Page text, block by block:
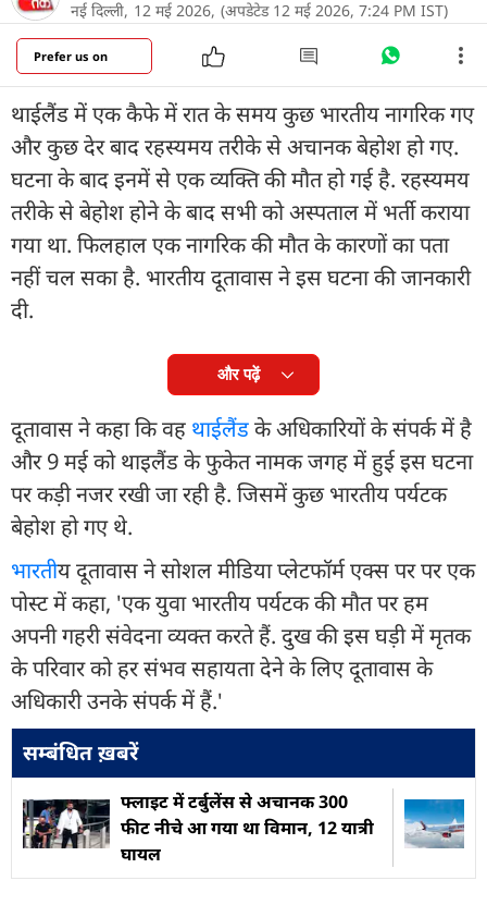
नई दिल्ली, 12 मई 2026, (अपडेटेड 12 मई 2026, 7:24 PM IST)
Prefer us on
थाईलैंड में एक कैफे में रात के समय कुछ भारतीय नागरिक गए
और कुछ देर बाद रहस्यमय तरीके से अचानक बेहोश हो गए.
घटना के बाद इनमें से एक व्यक्ति की मौत हो गई है. रहस्यमय
तरीके से बेहोश होने के बाद सभी को अस्पताल में भर्ती कराया
गया था. फिलहाल एक नागरिक की मौत के कारणों का पता
नहीं चल सका है. भारतीय दूतावास ने इस घटना की जानकारी
दी.
और पढ़ें
दूतावास ने कहा कि वह थाईलैंडके अधिकारियों के संपर्क में है
और 9 मई को थाइलैंड के फुकेत नामक जगह में हुई इस घटना
पर कड़ी नजर रखी जा रही है. जिसमें कुछ भारतीय पर्यटक
बेहोश हो गए थे.
भारतीय दूतावास ने सोशल मीडिया प्लेटफॉर्म एक्स पर पर एक
पोस्ट में कहा, 'एक युवा भारतीय पर्यटक की मौत पर हम
अपनी गहरी संवेदना व्यक्त करते हैं. दुख की इस घड़ी में मृतक
के परिवार को हर संभव सहायता देने के लिए दूतावास के
अधिकारी उनके संपर्क में हैं.'
सम्बंधित ख़बरें
फ्लाइट में टर्बुलेंस से अचानक 300
फीट नीचे आ गया था विमान, 12 यात्री
घायल